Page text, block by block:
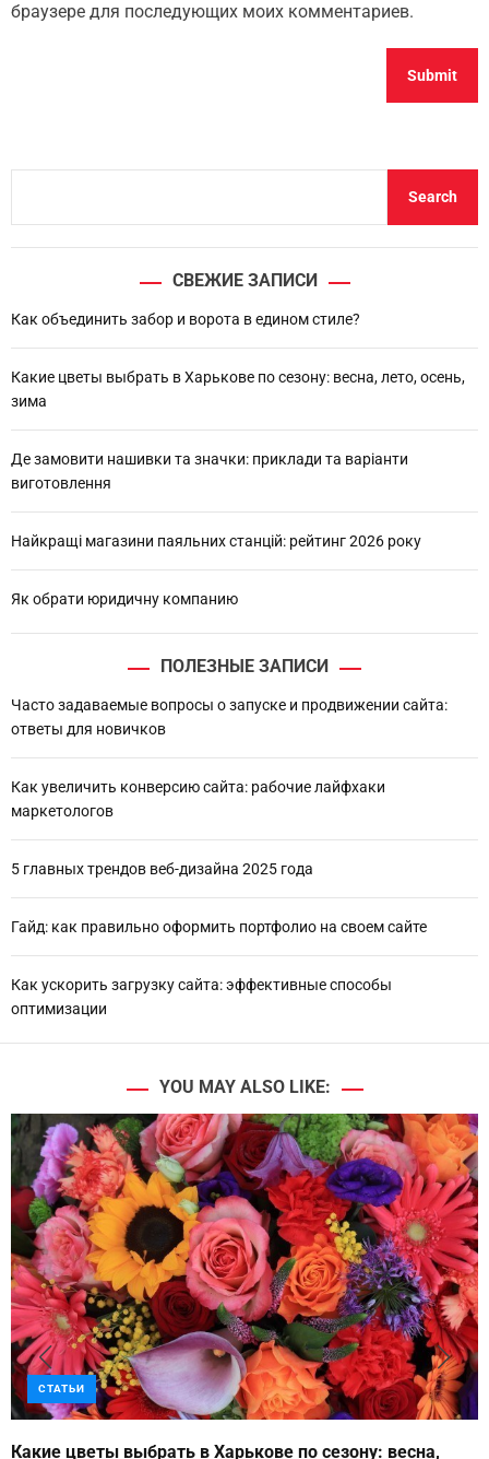
браузере для последующих моих комментариев.
h
Search
СВЕЖИЕ ЗАПИСИ
Как объединить забор и ворота в едином стиле?
Какие цветы выбрать в Харькове по сезону: весна, лето, осень,
зима
Де замовити нашивки та значки: приклади та варіанти
виготовлення
Найкращі магазини паяльних станцій: рейтинг 2026 року
Як обрати юридичну компанию
ПОЛЕЗНЫЕ ЗАПИСИ
Часто задаваемые вопросы о запуске и продвижении сайта:
ответы для новичков
Как увеличить конверсию сайта: рабочие лайфхаки
маркетологов
5 главных трендов веб-дизайна 2025 года
Гайд: как правильно оформить портфолио на своем сайте
Как ускорить загрузку сайта: эффективные способы
оптимизации
YOU MAY ALSO LIKE:
СТАТЬИ
Какие цветы выбрать в Харькове по сезону: весна,